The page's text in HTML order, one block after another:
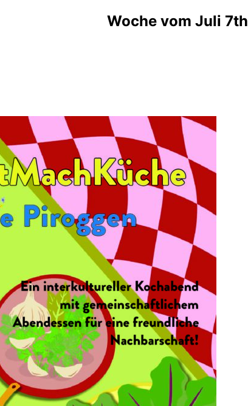
Woche vom Juli 7th